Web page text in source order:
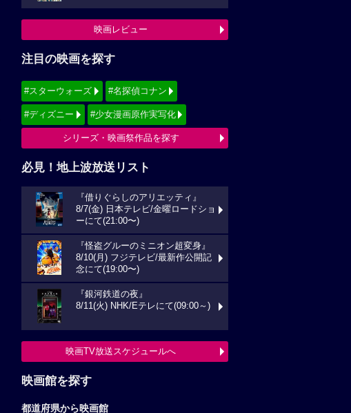
映画レビュー
注目の映画を探す
#スターウォーズ #名探偵コナン
#ディズニー #少女漫画原作実写化
シリーズ・映画祭作品を探す
必見！地上波放送リスト
『借りぐらしのアリエッティ』
8/7(金) 日本テレビ/金曜ロードショ
ーにて(21:00〜)
『怪盗グルーのミニオン超変身』
8/10(月) フジテレビ/最新作公開記
念にて(19:00〜)
『銀河鉄道の夜』
8/11(火) NHK/Eテレにて(09:00～)
映画TV放送スケジュールへ
映画館を探す
都道府県から映画館